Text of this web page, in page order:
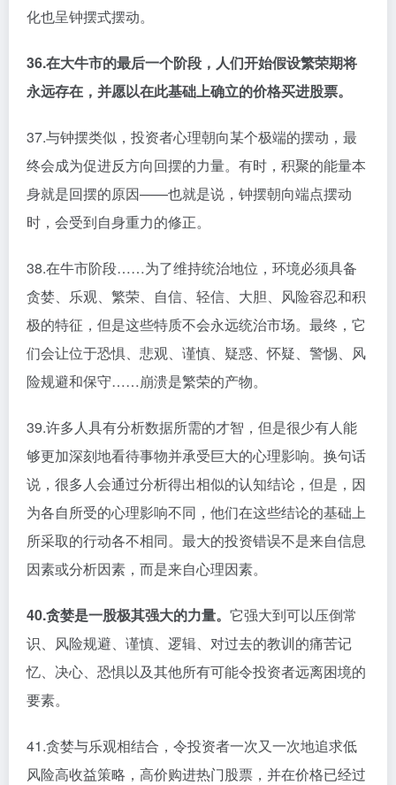
化也呈钟摆式摆动。
36.在大牛市的最后一个阶段，人们开始假设繁荣期将
永远存在，并愿以在此基础上确立的价格买进股票。
37.与钟摆类似，投资者心理朝向某个极端的摆动，最
终会成为促进反方向回摆的力量。有时，积聚的能量本
身就是回摆的原因——也就是说，钟摆朝向端点摆动
时，会受到自身重力的修正。
38.在牛市阶段……为了维持统治地位，环境必须具备
贪婪、乐观、繁荣、自信、轻信、大胆、风险容忍和积
极的特征，但是这些特质不会永远统治市场。最终，它
们会让位于恐惧、悲观、谨慎、疑惑、怀疑、警惕、风
险规避和保守……崩溃是繁荣的产物。
39.许多人具有分析数据所需的才智，但是很少有人能
够更加深刻地看待事物并承受巨大的心理影响。换句话
说，很多人会通过分析得出相似的认知结论，但是，因
为各自所受的心理影响不同，他们在这些结论的基础上
所采取的行动各不相同。最大的投资错误不是来自信息
因素或分析因素，而是来自心理因素。
40.贪婪是一股极其强大的力量。 它强大到可以压倒常
识、风险规避、谨慎、逻辑、对过去的教训的痛苦记
忆、决心、恐惧以及其他所有可能令投资者远离困境的
要素。
41.贪婪与乐观相结合，令投资者一次又一次地追求低
风险高收益策略，高价购进热门股票，并在价格已经过